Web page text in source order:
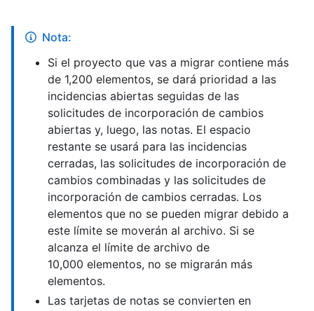
Nota:
Si el proyecto que vas a migrar contiene más
de 1,200 elementos, se dará prioridad a las
incidencias abiertas seguidas de las
solicitudes de incorporación de cambios
abiertas y, luego, las notas. El espacio
restante se usará para las incidencias
cerradas, las solicitudes de incorporación de
cambios combinadas y las solicitudes de
incorporación de cambios cerradas. Los
elementos que no se pueden migrar debido a
este límite se moverán al archivo. Si se
alcanza el límite de archivo de
10,000 elementos, no se migrarán más
elementos.
Las tarjetas de notas se convierten en